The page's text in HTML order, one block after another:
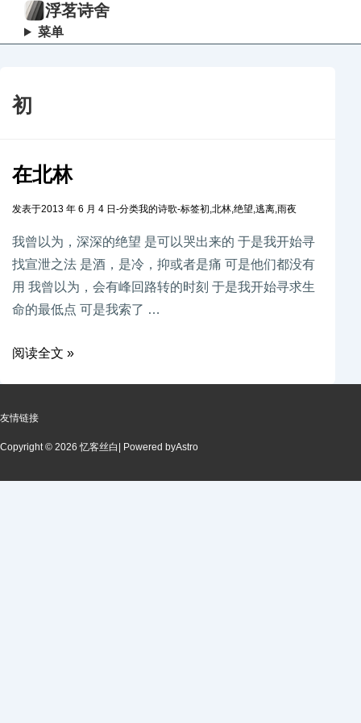
浮茗诗舍
菜单
初
在北林
发表于2013 年 6 月 4 日 -分类我的诗歌-标签初,北林,绝望,逃离,雨夜
我曾以为，深深的绝望 是可以哭出来的 于是我开始寻
找宣泄之法 是酒，是冷，抑或者是痛 可是他们都没有
用 我曾以为，会有峰回路转的时刻 于是我开始寻求生
命的最低点 可是我索了 …
阅读全文 »
友情链接
Copyright © 2026 忆客丝白 | Powered byAstro